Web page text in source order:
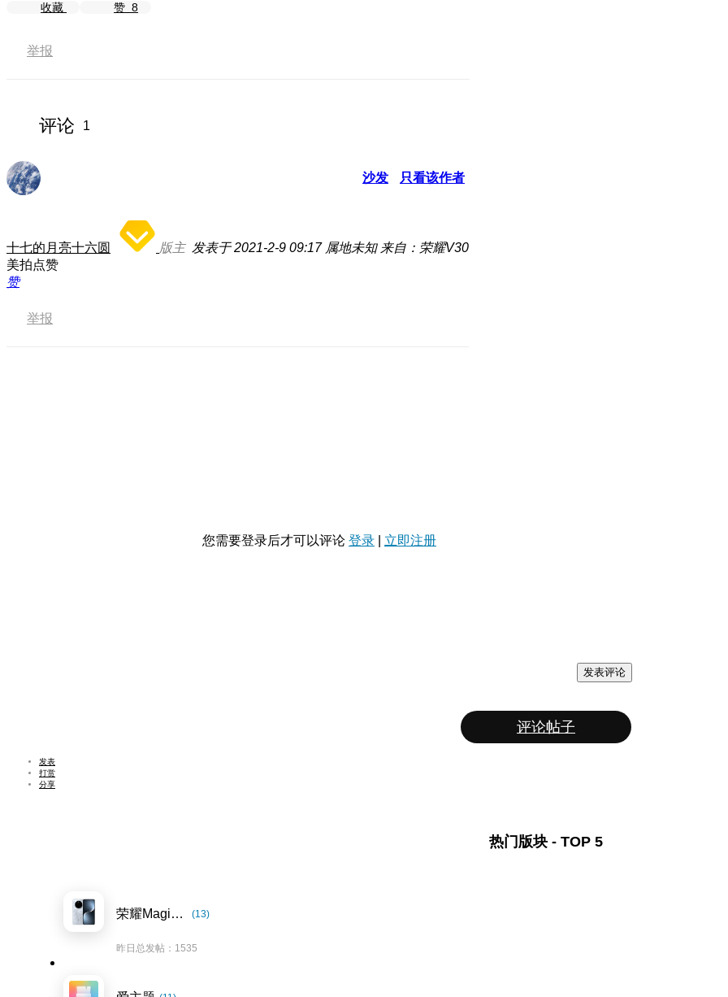
收藏 赞 8
举报
评论 1
沙发 只看该作者
十七的月亮十六圆 版主 发表于 2021-2-9 09:17 属地未知 来自：荣耀V30
美拍点赞
赞
举报
您需要登录后才可以评论 登录 立即注册
发表评论
评论帖子
发表
打赏
分享
热门版块 - TOP 5
荣耀Magic7系列 (13)
昨日总发帖：1535